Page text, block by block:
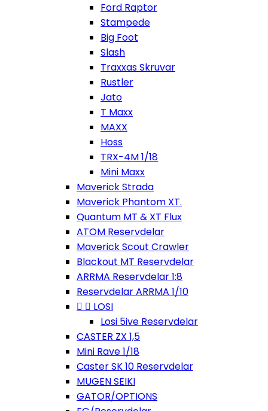
Ford Raptor
Stampede
Big Foot
Slash
Traxxas Skruvar
Rustler
Jato
T Maxx
MAXX
Hoss
TRX-4M 1/18
Mini Maxx
Maverick Strada
Maverick Phantom XT.
Quantum MT & XT Flux
ATOM Reservdelar
Maverick Scout Crawler
Blackout MT Reservdelar
ARRMA Reservdelar 1:8
Reservdelar ARRMA 1/10
  LOSI
Losi 5ive Reservdelar
CASTER ZX 1,5
Mini Rave 1/18
Caster SK 10 Reservdelar
MUGEN SEIKI
GATOR/OPTIONS